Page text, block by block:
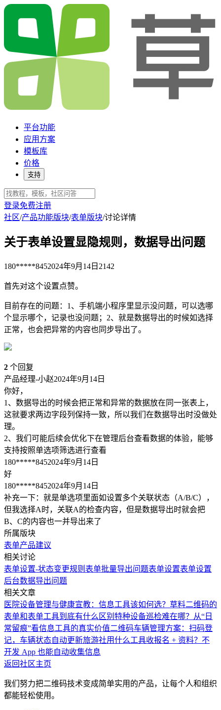
平台功能
应用方案
模板库
价格
支持
登录免费注册
社区/产品功能版块/表单版块/讨论详情
关于表单设置显隐规则，数据导出问题
180*****8452024年9月14日 2142
首先对这个设置点赞。
目前存在的问题：1、手机端小程序里显示没问题，可以选哪
个显示哪个，记录也没问题；2、就是数据导出的时候如选择
正常，也会把异常的内容也同步导出了。
2 个回复
产品经理-小赵2024年9月14日
你好，
1、数据导出的时候会把正常和异常的数据放在同一张表上，
这就要求两边字段列保持一致，所以我们在数据导出时没做处
理。
2、我们可能后续会优化下在管理后台查看数据的体验，能够
支持按照单选项筛选进行查看
180*****8452024年9月14日
好
180*****8452024年9月14日
补充一下：就是单选项里面如设置多个关联状态（A/B/C），
但我选择A时，关联A的检查内容，但是数据导出时就会把
B、C的内容也一并导出来了
所属版块
表单产品建议
相关讨论
表单设置-状态变更规则 表单批量导出问题表单设置表单设置
后台数据导出问题
相关文章
医院设备管理与健康宣教：信息工具该如何选？ 草料二维码的
表单和表单工具到底有什么区别 特种设备巡检难在哪？从“日
常留痕”看信息工具的真实价值二维码车辆管理方案：扫码登
记，车辆状态自动更新旅游社用什么工具收报名 + 资料？不
开发 App 也能自动收集信息
返回社区主页
我们努力把二维码技术变成简单实用的产品，让每个人和组织
都能轻松使用。